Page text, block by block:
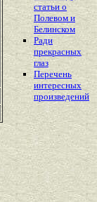
статьи о
Полевом и
Белинском
Ради
прекрасных
глаз
Перечень
интересных
произведений